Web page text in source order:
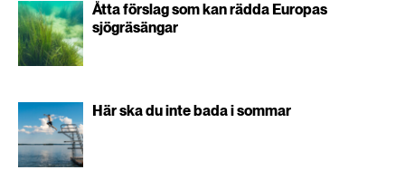
Åtta förslag som kan rädda Europas
sjögräsängar
Här ska du inte bada i sommar